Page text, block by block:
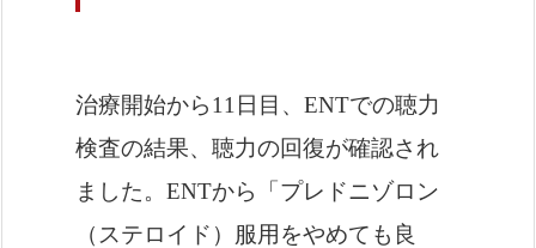
治療開始から11日目、ENTでの聴力
検査の結果、聴力の回復が確認され
ました。ENTから「プレドニゾロン
（ステロイド）服用をやめても良